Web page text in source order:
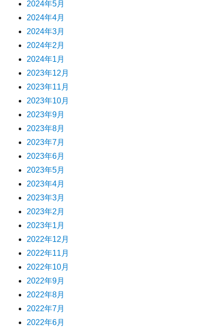
2024年5月
2024年4月
2024年3月
2024年2月
2024年1月
2023年12月
2023年11月
2023年10月
2023年9月
2023年8月
2023年7月
2023年6月
2023年5月
2023年4月
2023年3月
2023年2月
2023年1月
2022年12月
2022年11月
2022年10月
2022年9月
2022年8月
2022年7月
2022年6月